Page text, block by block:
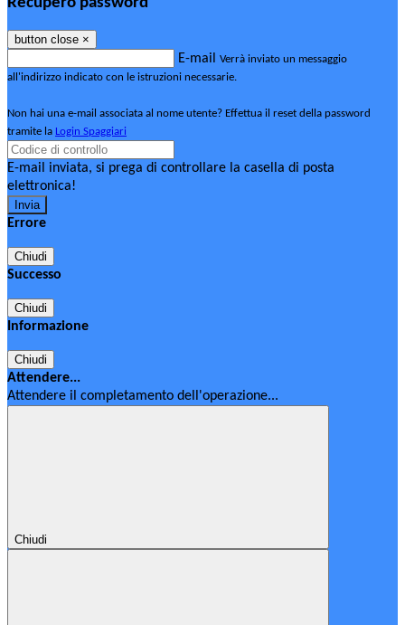
button close ×
E-mail Verrà inviato un messaggio
all'indirizzo indicato con le istruzioni necessarie.
Non hai una e-mail associata al nome utente? Effettua il reset della password
tramite la Login Spaggiari
E-mail inviata, si prega di controllare la casella di posta
elettronica!
Errore
Chiudi
Successo
Chiudi
Informazione
Chiudi
Attendere...
Attendere il completamento dell'operazione...
Chiudi